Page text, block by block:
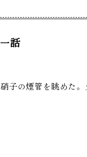
話
の煙管を眺めた